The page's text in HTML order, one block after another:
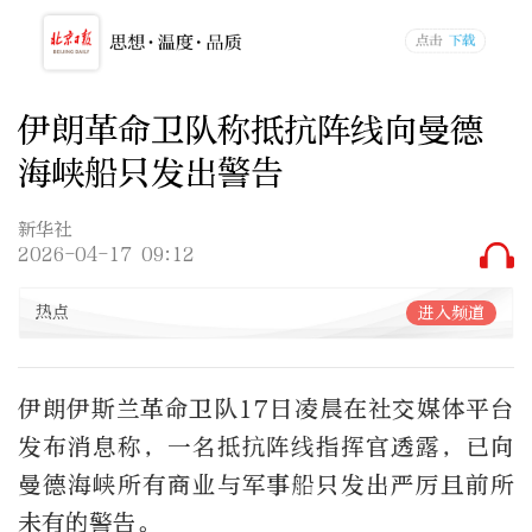
伊朗革命卫队称抵抗阵线向曼德
海峡船只发出警告
新华社
2026-04-17 09:12
热点 进入频道
伊朗伊斯兰革命卫队17日凌晨在社交媒体平台
发布消息称，一名抵抗阵线指挥官透露，已向
曼德海峡所有商业与军事船只发出严厉且前所
未有的警告。